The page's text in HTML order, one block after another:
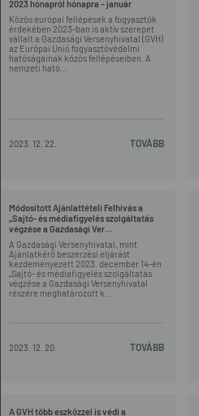
2023 hónapról hónapra – január
Közös európai fellépések a fogyasztók
érdekében 2023-ban is aktív szerepet
vállalt a Gazdasági Versenyhivatal (GVH)
az Európai Unió fogyasztóvédelmi
hatóságainak közös fellépéseiben. A
nemzeti ható...
2023. 12. 22. TOVÁBB
Módosított Ajánlattételi Felhívás a
„Sajtó- és médiafigyelés szolgáltatás
végzése a Gazdasági Ver...
A Gazdasági Versenyhivatal, mint
Ajánlatkérő beszerzési eljárást
kezdeményezett 2023. december 14-én
„Sajtó- és médiafigyelés szolgáltatás
végzése a Gazdasági Versenyhivatal
részére meghatározott k...
2023. 12. 20. TOVÁBB
A GVH több eszközzel is védi a